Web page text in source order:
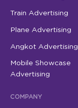
Train Advertising
Plane Advertising
Angkot Advertising
Mobile Showcase
Advertising
COMPANY